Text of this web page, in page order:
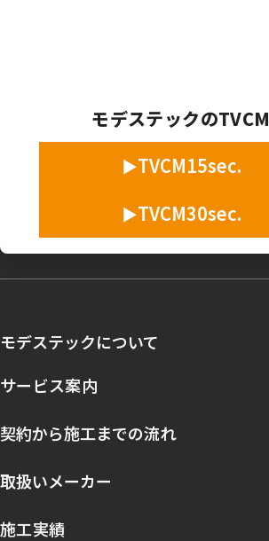
モデステックのTVCM
TVCM15sec.
TVCM30sec.
モデステックについて
サービス案内
契約から施工までの流れ
取扱いメーカー
施工実績